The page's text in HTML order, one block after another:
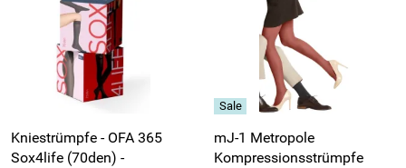
Kniestrümpfe - OFA 365
Sox4life (70den) -
mJ-1 Metropole
Kompressionsstrümpfe